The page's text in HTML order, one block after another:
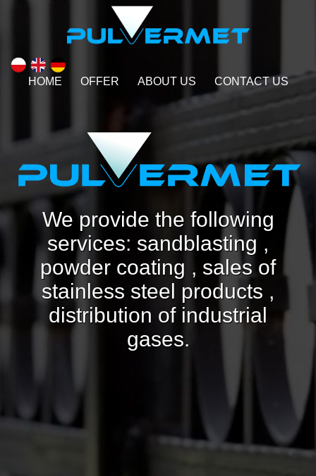
HOME OFFER ABOUT US CONTACT US
We provide the following
services: sandblasting ,
powder coating , sales of
stainless steel products ,
distribution of industrial
gases.